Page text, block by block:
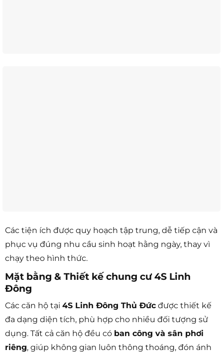
Các tiện ích được quy hoạch tập trung, dễ tiếp cận và
phục vụ đúng nhu cầu sinh hoạt hằng ngày, thay vì
chạy theo hình thức.
Mặt bằng & Thiết kế chung cư 4S Linh
Đông
Các căn hộ tại 4S Linh Đông Thủ Đức được thiết kế
đa dạng diện tích, phù hợp cho nhiều đối tượng sử
dụng. Tất cả căn hộ đều có ban công và sân phơi
riêng, giúp không gian luôn thông thoáng, đón ánh